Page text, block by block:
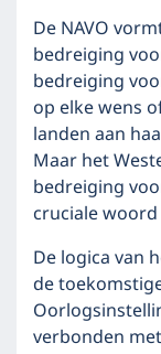
De NAVO
bedreiging
bedreiging
op elke wens
landen aan
Maar het
bedreiging
cruciale
De logica van
de
verbonden